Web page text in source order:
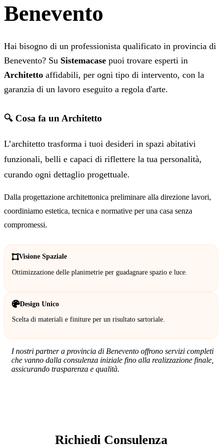
Benevento
Hai bisogno di un professionista qualificato in provincia di
Benevento? Su Sistemacase puoi trovare esperti in
Architetto affidabili, per ogni tipo di intervento, con la
garanzia di un lavoro eseguito a regola d'arte.
🔍 Cosa fa un Architetto
L’architetto trasforma i tuoi desideri in spazi abitativi
funzionali, belli e capaci di riflettere la tua personalità,
curando ogni dettaglio progettuale.
Dalla progettazione architettonica preliminare alla direzione lavori,
coordiniamo estetica, tecnica e normative per una casa senza
compromessi.
Visione Spaziale
Ottimizzazione delle planimetrie per guadagnare spazio e luce.
Design Unico
Scelta di materiali e finiture per un risultato sartoriale.
I nostri partner a provincia di Benevento offrono servizi completi
che vanno dalla consulenza iniziale fino alla realizzazione finale,
assicurando trasparenza e qualità.
Richiedi Consulenza